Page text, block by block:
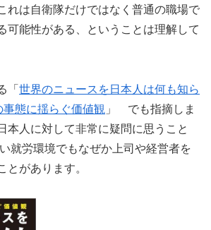
れは自衛隊だけではなく普通の職場で
可能性がある、ということは理解して
「 世界のニュースを日本人は何も知ら
態に揺らぐ価値観 」 でも指摘しま
本人に対して非常に疑問に思うこと
就労環境でもなぜか上司や経営者を
とがあります。